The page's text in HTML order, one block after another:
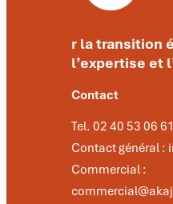
r la transition
l’expertise et
Contact
Tel. 02 40 53 06 61
Contact général :
Commercial :